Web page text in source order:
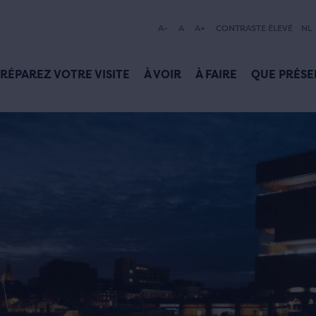
A- A A+ CONTRASTE ÉLEVÉ NL
VOTRE VISITE À VOIR À FAIRE QUE